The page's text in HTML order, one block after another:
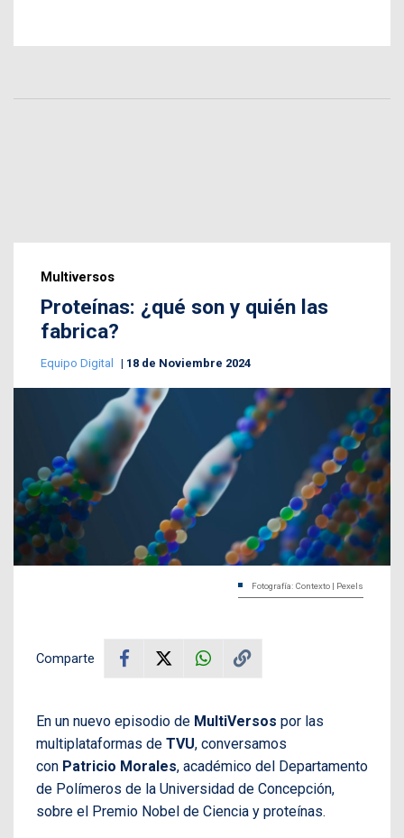
Multiversos
Proteínas: ¿qué son y quién las
fabrica?
Equipo Digital 18 de Noviembre 2024
Fotografía: Contexto | Pexels
Comparte
En un nuevo episodio de MultiVersos por las
multiplataformas de TVU, conversamos
con Patricio Morales, académico del Departamento
de Polímeros de la Universidad de Concepción,
sobre el Premio Nobel de Ciencia y proteínas.